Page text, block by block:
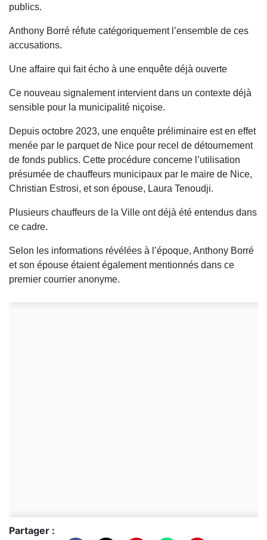
publics.
Anthony Borré réfute catégoriquement l’ensemble de ces
accusations.
Une affaire qui fait écho à une enquête déjà ouverte
Ce nouveau signalement intervient dans un contexte déjà
sensible pour la municipalité niçoise.
Depuis octobre 2023, une enquête préliminaire est en effet
menée par le parquet de Nice pour recel de détournement
de fonds publics. Cette procédure concerne l’utilisation
présumée de chauffeurs municipaux par le maire de Nice,
Christian Estrosi, et son épouse, Laura Tenoudji.
Plusieurs chauffeurs de la Ville ont déjà été entendus dans
ce cadre.
Selon les informations révélées à l’époque, Anthony Borré
et son épouse étaient également mentionnés dans ce
premier courrier anonyme.
Partager :